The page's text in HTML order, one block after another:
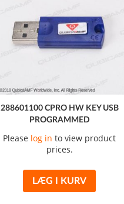
288601100 CPRO HW KEY USB
PROGRAMMED
Please log in to view product
prices.
LÆG I KURV